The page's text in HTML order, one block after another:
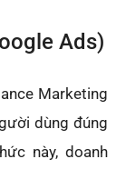
Ads)
Marketing
dùng đúng
này, doanh